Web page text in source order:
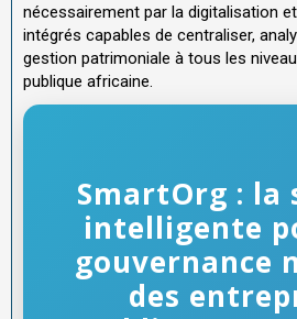
nécessairement par la digitalisation
intégrés capables de centraliser,
gestion patrimoniale à tous les
publique africaine.
SmartOrg : la
intelligente
gouvernance
des